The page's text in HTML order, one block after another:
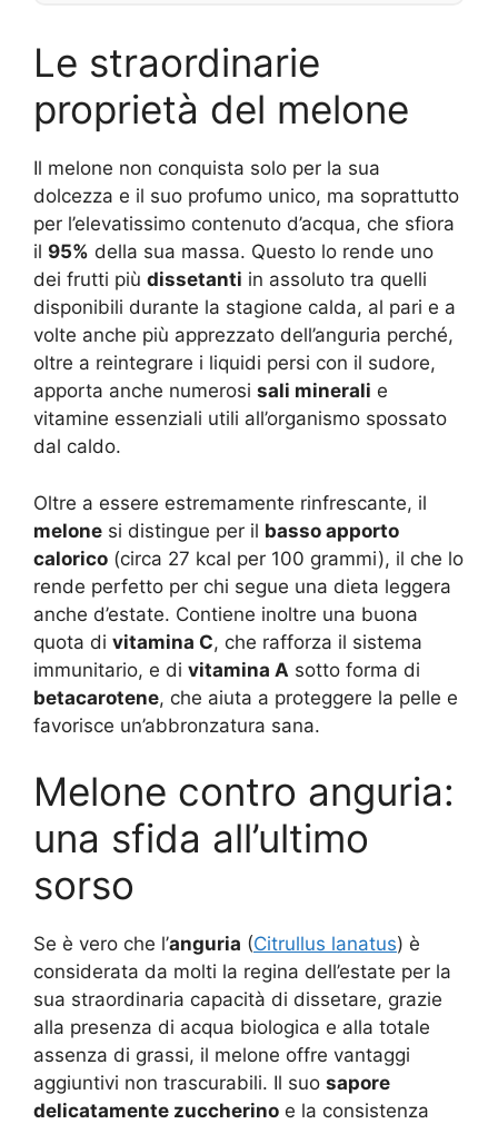
Le straordinarie
proprietà del melone
Il melone non conquista solo per la sua
dolcezza e il suo profumo unico, ma soprattutto
per l’elevatissimo contenuto d’acqua, che sfiora
il 95% della sua massa. Questo lo rende uno
dei frutti più dissetanti in assoluto tra quelli
disponibili durante la stagione calda, al pari e a
volte anche più apprezzato dell’anguria perché,
oltre a reintegrare i liquidi persi con il sudore,
apporta anche numerosi sali minerali e
vitamine essenziali utili all’organismo spossato
dal caldo.
Oltre a essere estremamente rinfrescante, il
melone si distingue per il basso apporto
calorico (circa 27 kcal per 100 grammi), il che lo
rende perfetto per chi segue una dieta leggera
anche d’estate. Contiene inoltre una buona
quota di vitamina C, che rafforza il sistema
immunitario, e di vitamina A sotto forma di
betacarotene, che aiuta a proteggere la pelle e
favorisce un’abbronzatura sana.
Melone contro anguria:
una sfida all’ultimo
sorso
Se è vero che l’anguria (Citrullus lanatus) è
considerata da molti la regina dell’estate per la
sua straordinaria capacità di dissetare, grazie
alla presenza di acqua biologica e alla totale
assenza di grassi, il melone offre vantaggi
aggiuntivi non trascurabili. Il suo sapore
delicatamente zuccherino e la consistenza